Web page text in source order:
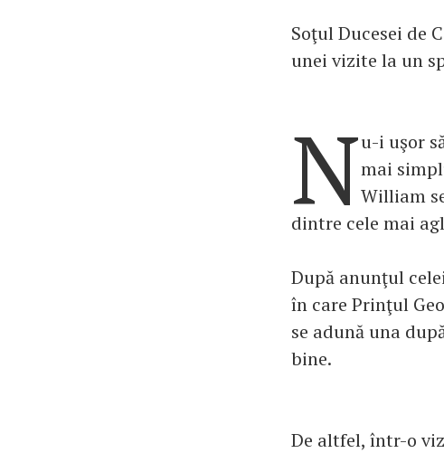
Soţul Ducesei de
unei vizite la un
Nu-i uşor
mai
William
dintre cele mai
După anunţul
în care Prinţul
se adună una
bine.
De altfel, într-o